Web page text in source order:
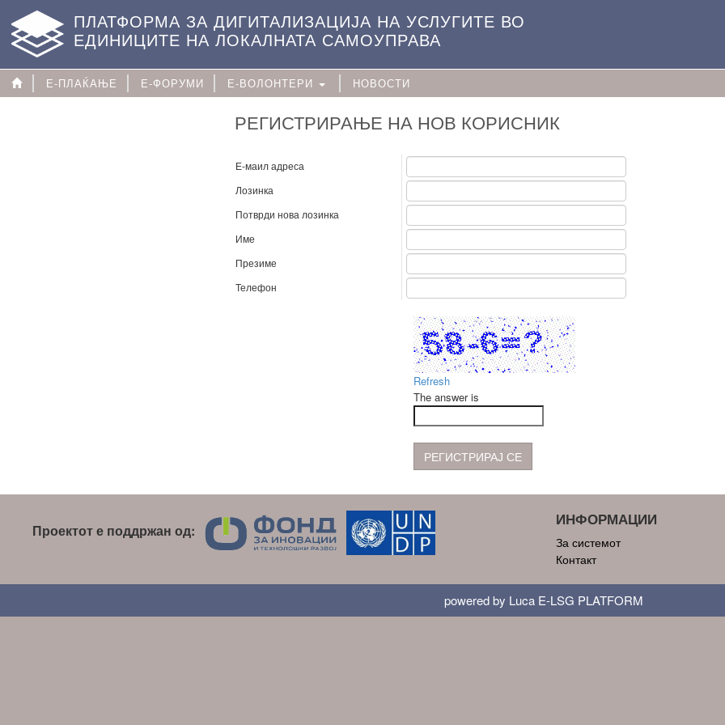
ПЛАТФОРМА ЗА ДИГИТАЛИЗАЦИЈА НА УСЛУГИТЕ ВО
ЕДИНИЦИТЕ НА ЛОКАЛНАТА САМОУПРАВА
Е-ПЛАЌАЊЕ Е-ФОРУМИ Е-ВОЛОНТЕРИ НОВОСТИ
РЕГИСТРИРАЊЕ НА НОВ КОРИСНИК
Е-маил адреса
Лозинка
Потврди нова лозинка
Име
Презиме
Телефон
Refresh
The answer is
Проектот е поддржан од:
ИНФОРМАЦИИ
За системот
Контакт
powered by Luca E-LSG PLATFORM